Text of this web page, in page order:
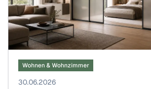
Wohnen & Wohnzimmer
30.06.2026